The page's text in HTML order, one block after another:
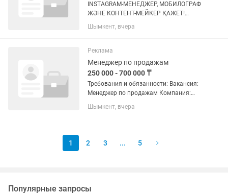
INSTAGRAM-МЕНЕДЖЕР, МОБИЛОГРАФ
ЖӘНЕ КОНТЕНТ-МЕЙКЕР ҚАЖЕТ!
Бизнесті, компанияның қызметтері мен
тауарларын әлеуметтік желілерде
контент әзірлеп, клиенттермен жұмыс...
Шымкент, вчера
Реклама
Менеджер по продажам
250 000 - 700 000 ₸
Требования и обязанности: Вакансия:
Менеджер по продажам Компания:
Зарплата: от 250.000 тенге до 700.000
Шымкент, вчера
1 2 3 ... 5
Популярные запросы